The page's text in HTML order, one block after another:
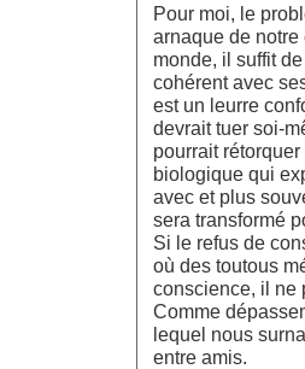
Pour moi, le
arnaque de notre
monde, il suffit
cohérent avec
est un leurre
devrait tuer soi-
pourrait
biologique qui
avec et plus
sera transformé
Si le refus de
où des toutous
conscience, il ne
Comme
lequel nous
entre amis.